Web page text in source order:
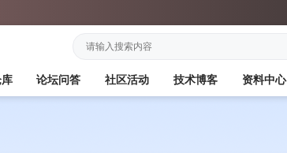
论坛问答 社区活动 技术博客 资料中心